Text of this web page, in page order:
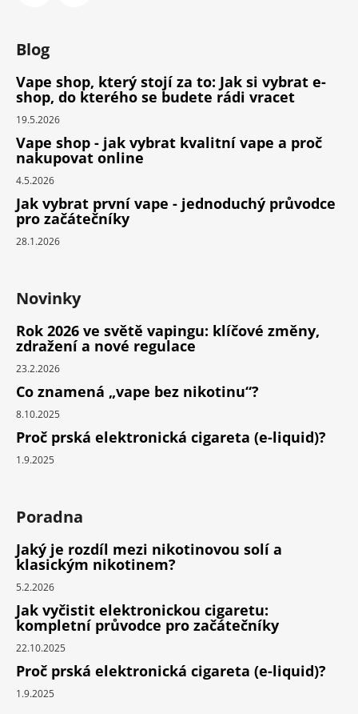
Blog
Vape shop, který stojí za to: Jak si vybrat e-
shop, do kterého se budete rádi vracet
19.5.2026
Vape shop - jak vybrat kvalitní vape a proč
nakupovat online
4.5.2026
Jak vybrat první vape - jednoduchý průvodce
pro začátečníky
28.1.2026
Novinky
Rok 2026 ve světě vapingu: klíčové změny,
zdražení a nové regulace
23.2.2026
Co znamená „vape bez nikotinu“?
8.10.2025
Proč prská elektronická cigareta (e-liquid)?
1.9.2025
Poradna
Jaký je rozdíl mezi nikotinovou solí a
klasickým nikotinem?
5.2.2026
Jak vyčistit elektronickou cigaretu:
kompletní průvodce pro začátečníky
22.10.2025
Proč prská elektronická cigareta (e-liquid)?
1.9.2025